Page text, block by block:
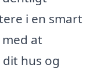
i en smart
at
hus og